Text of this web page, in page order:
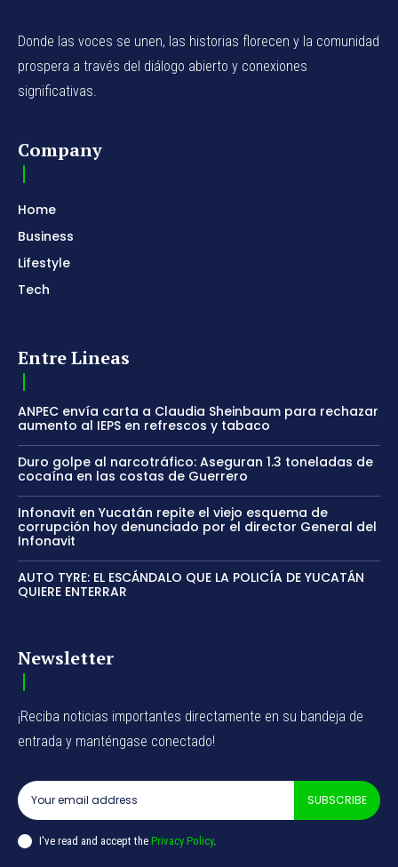
Donde las voces se unen, las historias florecen y la comunidad
prospera a través del diálogo abierto y conexiones
significativas.
Company
Home
Business
Lifestyle
Tech
Entre Lineas
ANPEC envía carta a Claudia Sheinbaum para rechazar
aumento al IEPS en refrescos y tabaco
Duro golpe al narcotráfico: Aseguran 1.3 toneladas de
cocaína en las costas de Guerrero
Infonavit en Yucatán repite el viejo esquema de
corrupción hoy denunciado por el director General del
Infonavit
AUTO TYRE: EL ESCÁNDALO QUE LA POLICÍA DE YUCATÁN
QUIERE ENTERRAR
Newsletter
¡Reciba noticias importantes directamente en su bandeja de
entrada y manténgase conectado!
SUBSCRIBE
I've read and accept the Privacy Policy.